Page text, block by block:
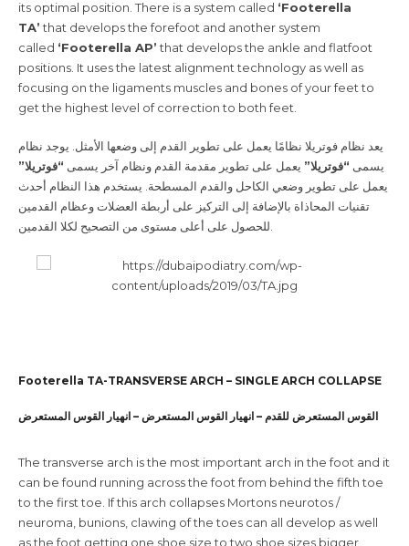
its optimal position. There is a system called ‘Footerella
TA’that develops the forefoot and another system
called ‘Footerella AP’that develops the ankle and flatfoot
positions. It uses the latest alignment technology as well as
focusing on the ligaments muscles and bones of your feet to
get the highest level of correction to both feet.
يعد نظام فوتريلا نظامًا يعمل على تطوير القدم إلى وضعها الأمثل. يوجد نظام
يسمى “فوتريلا” يعمل على تطوير مقدمة القدم ونظام آخر يسمى “فوتريلا”
يعمل على تطوير وضعي الكاحل والقدم المسطحة. يستخدم هذا النظام أحدث
تقنيات المحاذاة بالإضافة إلى التركيز على أربطة العضلات وعظام القدمين
للحصول على أعلى مستوى من التصحيح لكلا القدمين
Footerella TA-TRANSVERSE ARCH – SINGLE ARCH COLLAPSE
القوس المستعرض للقدم – انهيار القوس المستعرض – انهيار القوس المستعرض
The transverse arch is the most important arch in the foot and it
can be found running across the foot from behind the fifth toe
to the first toe. If this arch collapses Mortons neurotos /
neuroma, bunions, clawing of the toes can all develop as well
as the foot getting one shoe size to two shoe sizes bigger.